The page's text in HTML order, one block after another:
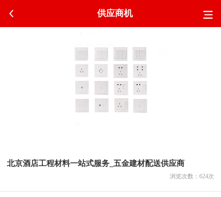
供应商机
北京酒店工程材料一站式服务_五金建材配送供应商
浏览次数： 624次